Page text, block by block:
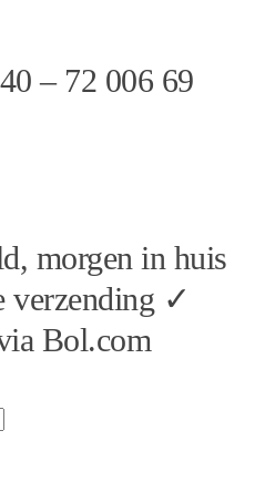
– 72 006 69
morgen in huis
verzending ✓
Bol.com